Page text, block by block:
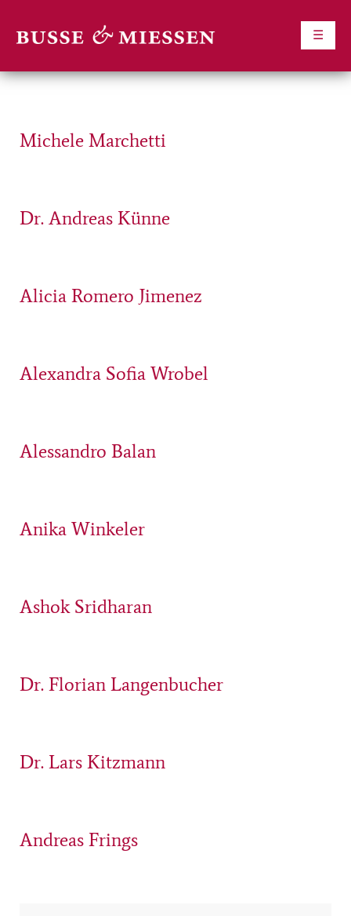
Skip
☰
Michele Marchetti
Dr. Andreas Künne
Alicia Romero Jimenez
Alexandra Sofia Wrobel
Alessandro Balan
Anika Winkeler
Ashok Sridharan
Dr. Florian Langenbucher
Dr. Lars Kitzmann
Andreas Frings